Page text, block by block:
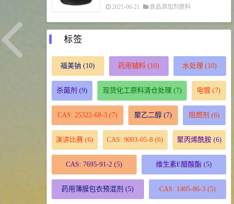
2021-06-21 食品添加剂原料
标签
福美钠 (10) 药用辅料 (10) 水处理 (10)
杀菌剂 (9) 现货化工原料清仓处理 (7) 电镀 (7)
CAS: 25322-68-3(7) 聚乙二醇(7) 阻燃剂 (6)
演讲比赛 (6) CAS: 9003-05-8 (6) 聚丙烯酰胺(6)
CAS: 7695-91-2 (5) 维生素E醋酸酯(5)
药用薄膜包衣预混剂 (5) CAS: 1405-86-3(5)